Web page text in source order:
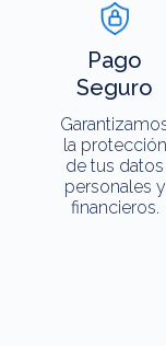
Pago
Seguro
la protección
de tus datos
personales y
financieros.